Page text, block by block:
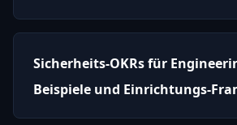
Sicherheits-OKRs für
Beispiele und Einrichtungs-